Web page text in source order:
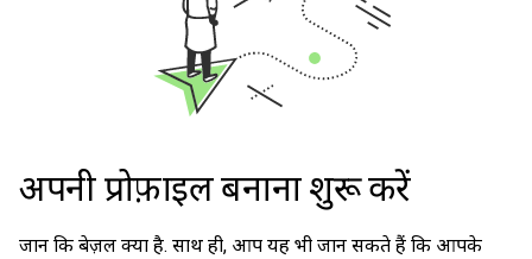
अपनी प्रोफ़ाइल बनाना शुरू करें
जानें कि बेज़ल क्या है. साथ ही, आप यह भी जान सकते हैं कि आपके